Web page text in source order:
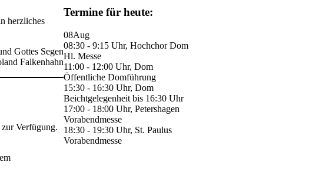
herzliches
Gottes Segen
Falkenhahn
Verfügung.
Termine für heute:
08Aug
08:30 - 9:15 Uhr, Hochchor Dom
Hl. Messe
11:00 - 12:00 Uhr, Dom
Öffentliche Domführung
15:30 - 16:30 Uhr, Dom
Beichtgelegenheit bis 16:30 Uhr
17:00 - 18:00 Uhr, Petershagen
Vorabendmesse
18:30 - 19:30 Uhr, St. Paulus
Vorabendmesse